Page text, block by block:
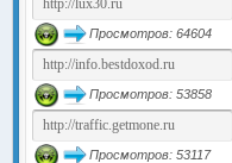
Просмотров: 64604
Просмотров: 53858
Просмотров: 53117